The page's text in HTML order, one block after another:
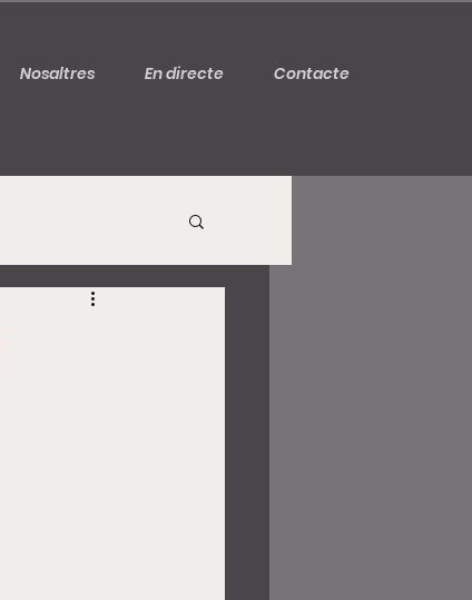
Nosaltres En directe Contacte